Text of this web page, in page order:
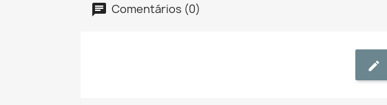
Comentários (0)